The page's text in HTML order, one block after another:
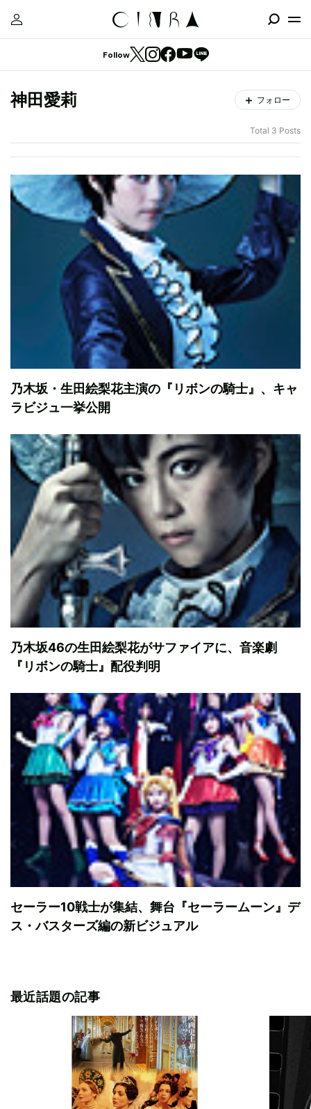
Follow
神田愛莉 フォロー
Total 3 Posts
乃木坂・生田絵梨花主演の『リボンの騎士』、キャ
ラビジュ一挙公開
乃木坂46の生田絵梨花がサファイアに、音楽劇
『リボンの騎士』配役判明
セーラー10戦士が集結、舞台『セーラームーン』デ
ス・バスターズ編の新ビジュアル
最近話題の記事